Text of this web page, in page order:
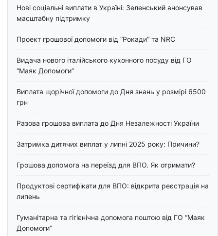
Нові соціальні виплати в Україні: Зеленський анонсував
масштабну підтримку
Проект грошової допомоги від “Рокади” та NRC
Видача нового італійського кухонного посуду від ГО
“Маяк Допомоги”
Виплата щорічної допомоги до Дня знань у розмірі 6500
грн
Разова грошова виплата до Дня Незалежності України
Затримка дитячих виплат у липні 2025 року: Причини?
Грошова допомога на переїзд для ВПО. Як отримати?
Продуктові сертифікати для ВПО: відкрита реєстрація на
липень
Гуманітарна та гігієнічна допомога поштою від ГО “Маяк
Допомоги”